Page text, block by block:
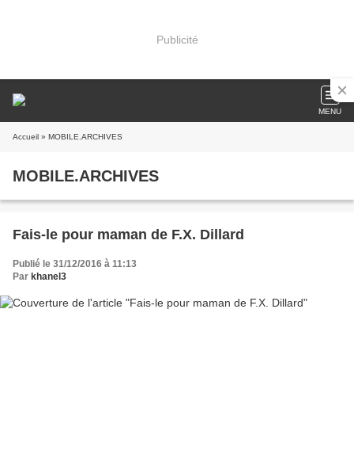
Publicité
MENU
Accueil » MOBILE.ARCHIVES
MOBILE.ARCHIVES
Fais-le pour maman de F.X. Dillard
Publié le 31/12/2016 à 11:13
Par khanel3